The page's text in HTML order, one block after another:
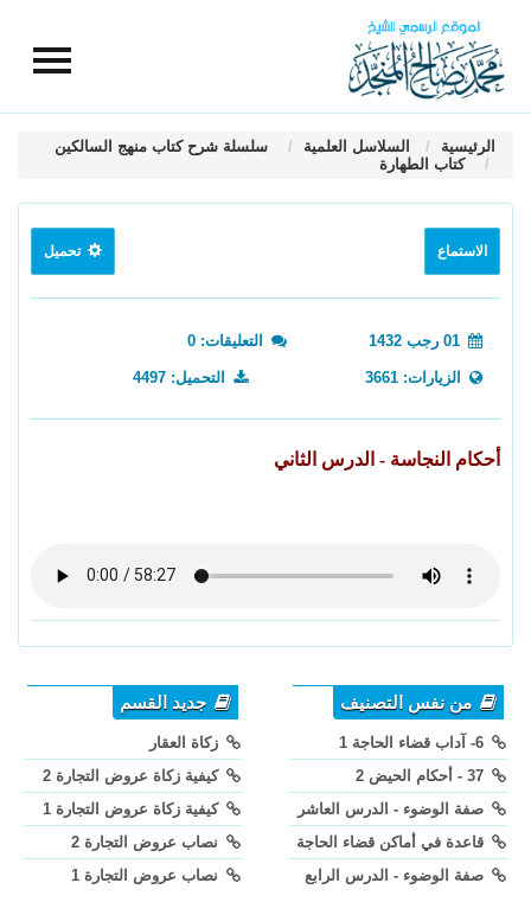
الرئيسية السلاسل العلمية
سلسلة شرح كتاب منهج السالكين
كتاب الطهارة
الاستماع تحميل
التعليقات: 0
الزيارات: 3661 التحميل: 4497
أحكام النجاسة - الدرس الثاني
من نفس التصنيف
صفة الوضوء - الدرس العاشر
قاعدة في أماكن قضاء الحاجة
صفة الوضوء - الدرس الرابع
جديد القسم
زكاة العقار
كيفية زكاة عروض التجارة 2
كيفية زكاة عروض التجارة 1
نصاب عروض التجارة 2
نصاب عروض التجارة 1